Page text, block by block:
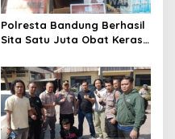
Polresta Bandung Berhasil
Sita Satu Juta Obat Keras
Kasus Narkoba